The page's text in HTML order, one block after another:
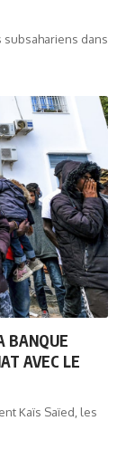
subsahariens dans
BANQUE
AVEC LE
Kaïs Saïed, les